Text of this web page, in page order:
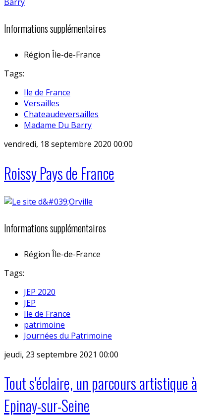
Informations supplémentaires
Région Île-de-France
Tags:
Ile de France
Versailles
Chateaudeversailles
Madame Du Barry
vendredi, 18 septembre 2020 00:00
Roissy Pays de France
Informations supplémentaires
Région Île-de-France
Tags:
JEP 2020
JEP
Ile de France
patrimoine
Journées du Patrimoine
jeudi, 23 septembre 2021 00:00
Tout s'éclaire, un parcours artistique à
Epinay-sur-Seine